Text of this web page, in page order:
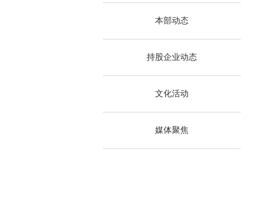
本部动态
持股企业动态
文化活动
媒体聚焦